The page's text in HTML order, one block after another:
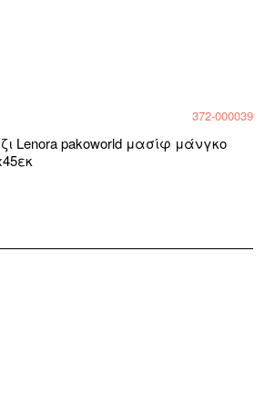
372-000039
Lenora pakoworld μασίφ μάνγκο